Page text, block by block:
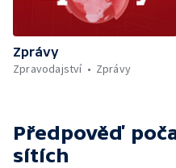
Zprávy
Zpravodajství
Zprávy
Předpověď
sítích